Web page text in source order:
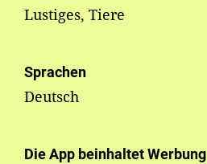
Lustiges, Tiere
Sprachen
Deutsch
Die App beinhaltet Werbung